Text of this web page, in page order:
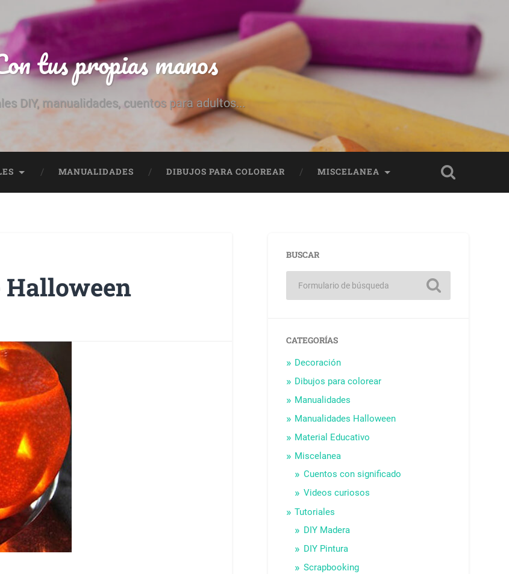
tus propias manos
DIY, manualidades, cuentos para adultos...
MANUALIDADES DIBUJOS PARA COLOREAR MISCELANEA
Halloween
BUSCAR
CATEGORÍAS
Decoración
Dibujos para colorear
Manualidades
Manualidades Halloween
Material Educativo
Miscelanea
Cuentos con significado
Videos curiosos
Tutoriales
DIY Madera
DIY Pintura
Scrapbooking